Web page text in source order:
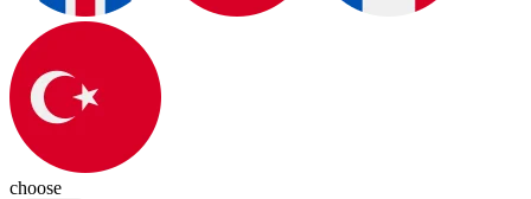
choose